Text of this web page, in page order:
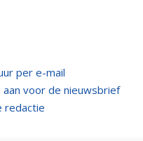
per e-mail
aan voor de nieuwsbrief
redactie